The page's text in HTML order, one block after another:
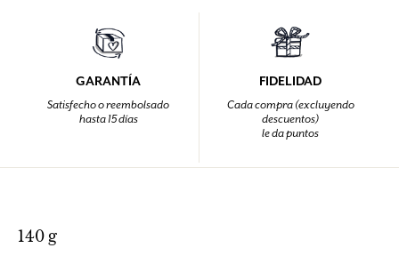
GARANTÍA
Satisfecho o reembolsado
hasta 15 días
FIDELIDAD
Cada compra (excluyendo
descuentos)
le da puntos
140 g